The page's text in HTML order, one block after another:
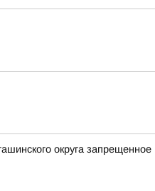
округа